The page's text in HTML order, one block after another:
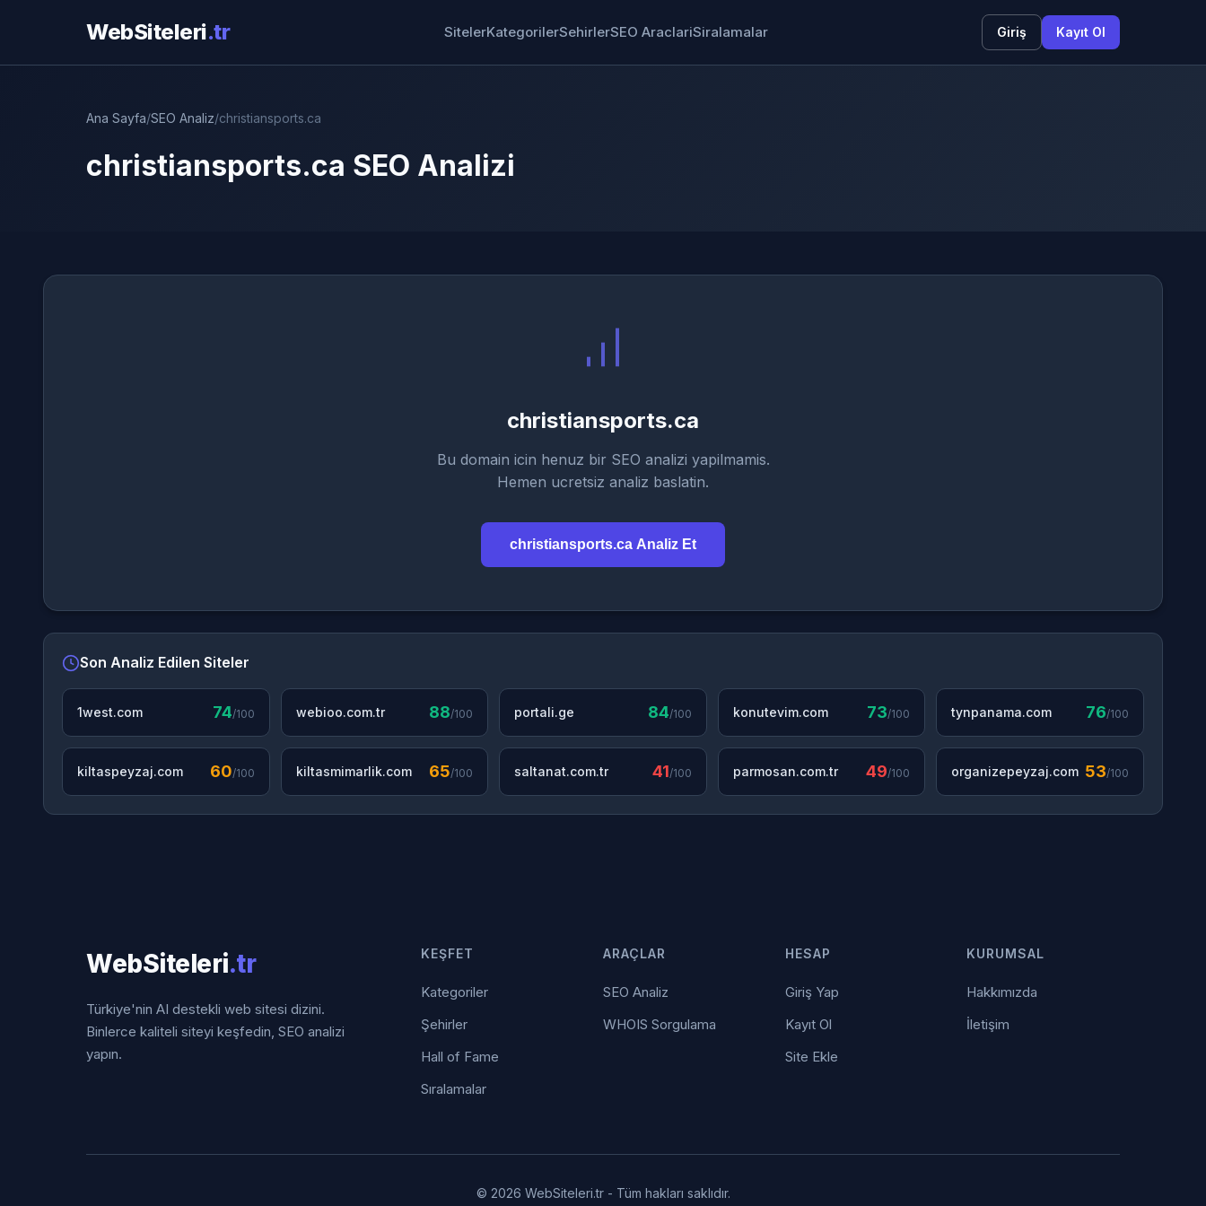
WebSiteleri.tr SitelerKategorilerSehirlerSEO AraclariSiralamalar Giriş Kayıt Ol
Ana Sayfa/SEO Analiz/christiansports.ca
christiansports.ca SEO Analizi
christiansports.ca
Bu domain icin henuz bir SEO analizi yapilmamis.
Hemen ucretsiz analiz baslatin.
christiansports.ca Analiz Et
Son Analiz Edilen Siteler
1west.com 74/100 webioo.com.tr 88/100 portali.ge 84/100 konutevim.com 73/100 tynpanama.com 76/100
kiltaspeyzaj.com 60/100 kiltasmimarlik.com 65/100 saltanat.com.tr 41/100 parmosan.com.tr 49/100 organizepeyzaj.com 53/100
WebSiteleri.tr
Türkiye'nin AI destekli web sitesi dizini.
Binlerce kaliteli siteyi keşfedin, SEO analizi
yapın.
KEŞFET
Kategoriler
Şehirler
Hall of Fame
Sıralamalar
ARAÇLAR
SEO Analiz
WHOIS Sorgulama
HESAP
Giriş Yap
Kayıt Ol
Site Ekle
KURUMSAL
Hakkımızda
İletişim
© 2026 WebSiteleri.tr - Tüm hakları saklıdır.